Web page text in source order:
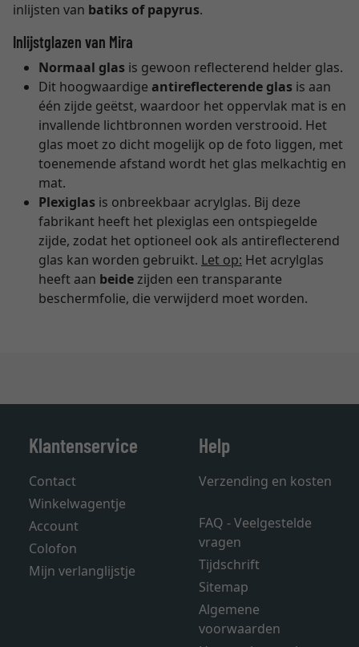
inlijsten van batiks of papyrus.
Inlijstglazen van Mira
Normaal glas is gewoon reflecterend helder glas.
Dit hoogwaardige antireflecterende glas is aan
één zijde geëtst, waardoor het oppervlak mat is en
invallende lichtbronnen worden verstrooid. Het
glas moet zo dicht mogelijk op de foto liggen, met
toenemende afstand wordt het glas melkachtig en
mat.
Plexiglas is onbreekbaar acrylglas. Bij deze
fabrikant heeft het plexiglas een ontspiegelde
zijde, zodat het optioneel ook als antireflecterend
glas kan worden gebruikt. Let op: Het acrylglas
heeft aan beidezijden een transparante
beschermfolie, die verwijderd moet worden.
Klantenservice
Contact
Winkelwagentje
Account
Colofon
Mijn verlanglijstje
Help
Verzending en kosten
FAQ - Veelgestelde
vragen
Tijdschrift
Sitemap
Algemene
voorwaarden